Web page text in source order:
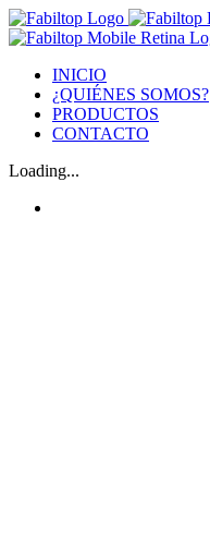
INICIO
¿QUIÉNES SOMOS?
PRODUCTOS
CONTACTO
Loading...